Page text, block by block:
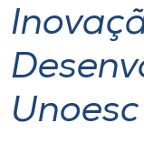
Portal de Ensino
Unoesc
Unoesc